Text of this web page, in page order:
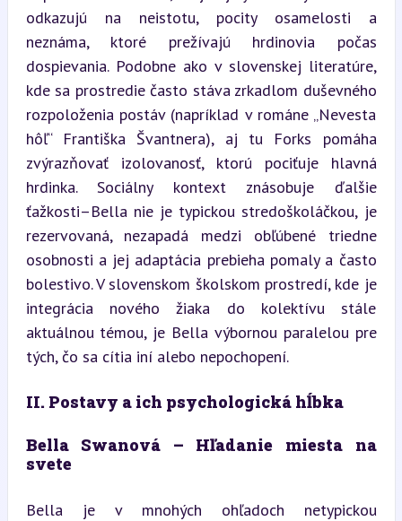
odkazujú na neistotu, pocity osamelosti a
neznáma, ktoré prežívajú hrdinovia počas
dospievania. Podobne ako v slovenskej literatúre,
kde sa prostredie často stáva zrkadlom duševného
rozpoloženia postáv (napríklad v románe „Nevesta
hôľ“ Františka Švantnera), aj tu Forks pomáha
zvýrazňovať izolovanosť, ktorú pociťuje hlavná
hrdinka. Sociálny kontext znásobuje ďalšie
ťažkosti–Bella nie je typickou stredoškoláčkou, je
rezervovaná, nezapadá medzi obľúbené triedne
osobnosti a jej adaptácia prebieha pomaly a často
bolestivo. V slovenskom školskom prostredí, kde je
integrácia nového žiaka do kolektívu stále
aktuálnou témou, je Bella výbornou paralelou pre
tých, čo sa cítia iní alebo nepochopení.
II. Postavy a ich psychologická hĺbka
Bella Swanová – Hľadanie miesta na
svete
Bella je v mnohých ohľadoch netypickou